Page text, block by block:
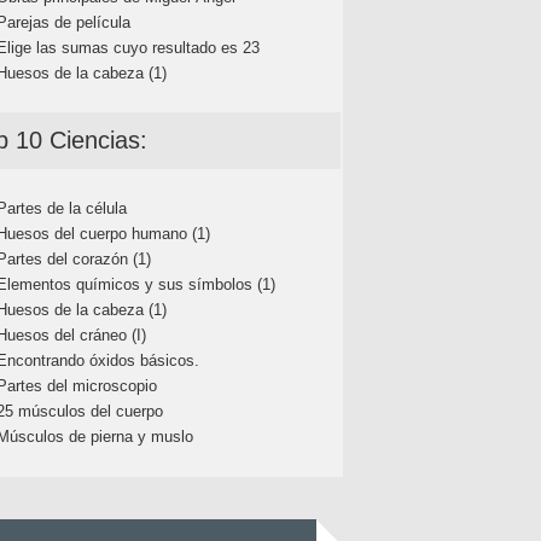
de película
las sumas cuyo resultado es 23
de la cabeza (1)
10 Ciencias:
de la célula
del cuerpo humano (1)
del corazón (1)
químicos y sus símbolos (1)
de la cabeza (1)
del cráneo (I)
óxidos básicos.
del microscopio
músculos del cuerpo
de pierna y muslo